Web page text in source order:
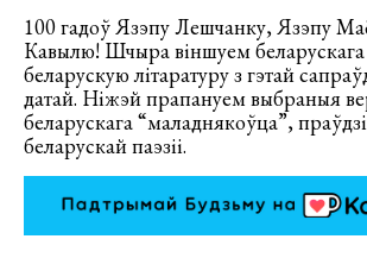
100 гадоў Язэпу Лешчанку, Язэпу
Кавылю! Шчыра віншуем беларускага
беларускую літаратуру з гэтай
датай. Ніжэй прапануем выбраныя
беларускага “маладнякоўца”,
беларускай паэзіі.